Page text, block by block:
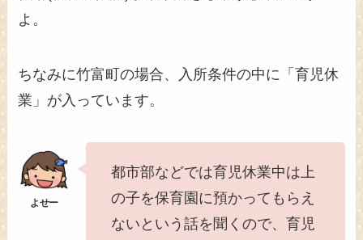
よ。
ちなみに竹富町の場合、入所条件の中に「育児休
業」が入っています。
都市部などでは育児休業中は上
の子を保育園に預かってもらえ
ないという話を聞くので、育児